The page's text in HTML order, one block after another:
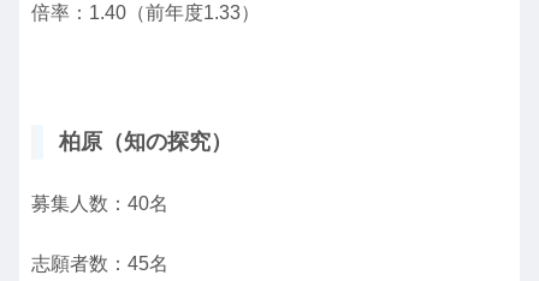
倍率：1.40（前年度1.33）
柏原（知の探究）
募集人数：40名
志願者数：45名